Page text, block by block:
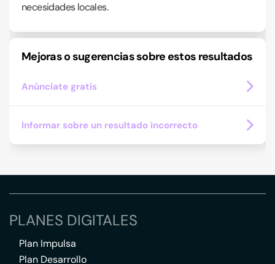
necesidades locales.
Mejoras o sugerencias sobre estos resultados
Anúnciate gratis
Informar sobre un resultado incorrecto
PLANES DIGITALES
Plan Impulsa
Plan Desarrollo